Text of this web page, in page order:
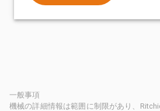
一般事項
機械の詳細情報は範囲に制限があり、